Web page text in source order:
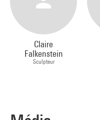
Claire
Falkenstein
Sculpteur